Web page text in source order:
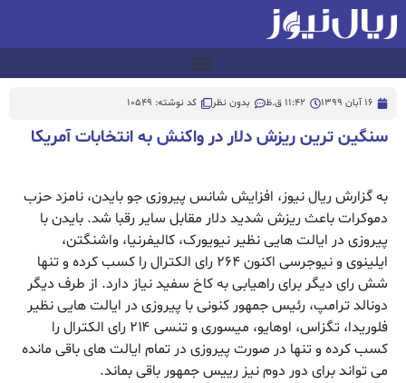
16 آبان 1399 11:42 ق.ظ بدون نظر کد نوشته: 10549
سنگین ترین ریزش دلار در واکنش به انتخابات آمریکا
به گزارش ریال نیوز، افزایش شانس پیروزی جو بایدن، نامزد حزب
دموکرات باعث ریزش شدید دلار مقابل سایر رقبا شد. بایدن با
پیروزی در ایالت هایی نظیر نیویورک، کالیفرنیا، واشنگتن،
ایلینوی و نیوجرسی اکنون ۲۶۴ رای الکترال را کسب کرده و تنها
شش رای دیگر برای راهیابی به کاخ سفید نیاز دارد. از طرف دیگر
دونالد ترامپ، رئیس جمهور کنونی با پیروزی در ایالت هایی نظیر
فلوریدا، تگزاس، اوهایو، میسوری و تنسی ۲۱۴ رای الکترال را
کسب کرده و تنها در صورت پیروزی در تمام ایالت های باقی مانده
می تواند برای دور دوم نیز رییس جمهور باقی بماند.